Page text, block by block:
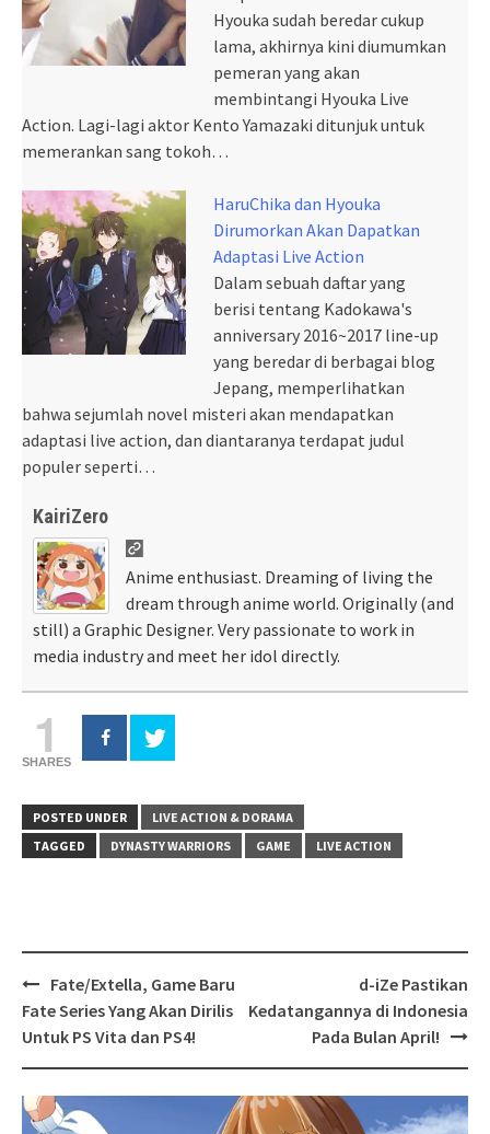
Hyouka sudah beredar cukup
lama, akhirnya kini diumumkan
pemeran yang akan
membintangi Hyouka Live
Action. Lagi-lagi aktor Kento Yamazaki ditunjuk untuk
memerankan sang tokoh…
HaruChika dan Hyouka
Dirumorkan Akan Dapatkan
Adaptasi Live Action
Dalam sebuah daftar yang
berisi tentang Kadokawa's
anniversary 2016~2017 line-up
yang beredar di berbagai blog
Jepang, memperlihatkan
bahwa sejumlah novel misteri akan mendapatkan
adaptasi live action, dan diantaranya terdapat judul
populer seperti…
KairiZero
Anime enthusiast. Dreaming of living the
dream through anime world. Originally (and
still) a Graphic Designer. Very passionate to work in
media industry and meet her idol directly.
1
SHARES
POSTED UNDER
LIVE ACTION & DORAMA
TAGGED
DYNASTY WARRIORS GAME LIVE ACTION
Post
navigation
Fate/Extella, Game Baru
Fate Series Yang Akan Dirilis
Untuk PS Vita dan PS4!
d-iZe Pastikan
Kedatangannya di Indonesia
Pada Bulan April!